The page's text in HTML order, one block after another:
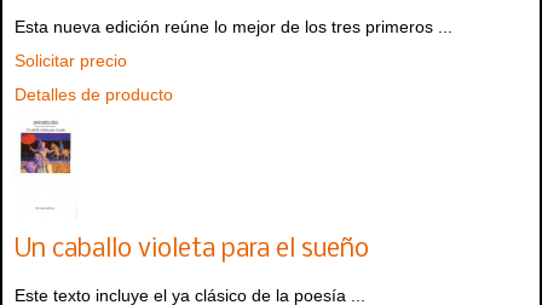
Esta nueva edición reúne lo mejor de los tres primeros ...
Solicitar precio
Detalles de producto
Un caballo violeta para el sueño
Este texto incluye el ya clásico de la poesía ...